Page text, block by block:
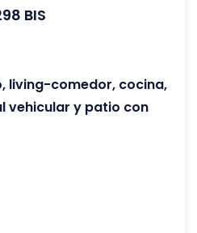
BIS
living-comedor, cocina,
vehicular y patio con